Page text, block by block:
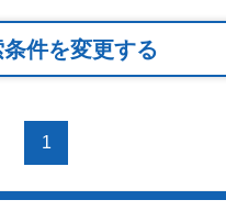
件を変更する
1